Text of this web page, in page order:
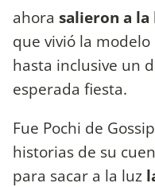
ahora salieron a la
que vivió la
hasta inclusive un
esperada fiesta.
Fue Pochi de
historias de su
para sacar a la luz